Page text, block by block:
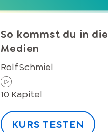
So kommst du in die
Medien
Rolf Schmiel
10 Kapitel
KURS TESTEN